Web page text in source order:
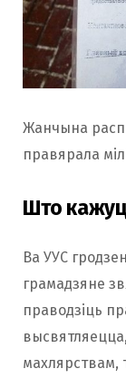
Жанчына
правярала
Што
Ва УУС
грамадзяне
праводзіць
махлярствам,